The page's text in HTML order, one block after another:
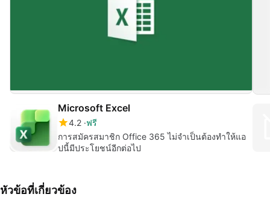
Microsoft Excel
4.2 ฟรี
การสมัครสมาชิก Office 365 ไม่จำเป็นต้องทำให้แอ
ปนี้มีประโยชน์อีกต่อไป
หัวข้อที่เกี่ยวข้อง